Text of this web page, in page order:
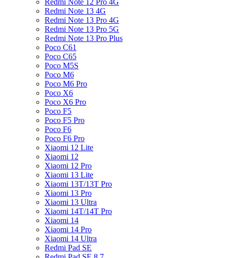
Redmi Note 12 Pro 4G
Redmi Note 13 4G
Redmi Note 13 Pro 4G
Redmi Note 13 Pro 5G
Redmi Note 13 Pro Plus
Poco C61
Poco C65
Poco M5S
Poco M6
Poco M6 Pro
Poco X6
Poco X6 Pro
Poco F5
Poco F5 Pro
Poco F6
Poco F6 Pro
Xiaomi 12 Lite
Xiaomi 12
Xiaomi 12 Pro
Xiaomi 13 Lite
Xiaomi 13T/13T Pro
Xiaomi 13 Pro
Xiaomi 13 Ultra
Xiaomi 14T/14T Pro
Xiaomi 14
Xiaomi 14 Pro
Xiaomi 14 Ultra
Redmi Pad SE